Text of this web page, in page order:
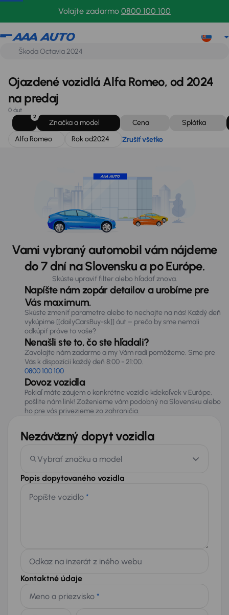
Volajte zadarmo 0800 100 100
Alfa Romeo
Ojazdené vozidlá Alfa Romeo, od 2024
na predaj
0 áut
2
Značka a model Cena
Splátka
Alfa Romeo
Rok od2024 Zrušiť všetko
Vami vybraný automobil vám nájdeme
do 7 dní na Slovensku a po Európe.
Skúste upraviť filter alebo hľadať znova.
Napíšte nám zopár detailov a urobíme pre
Vás maximum.
Skúste zmeniť parametre alebo to nechajte na nás! Každý deň
vykúpime [[dailyCarsBuy-sk]] áut – prečo by sme nemali
odkúpiť práve to vaše?
Nenašli ste to, čo ste hľadali?
Zavolajte nám zadarmo a my Vám radi pomôžeme. Sme pre
Vás k dispozícii každý deň 8:00 - 21:00.
0800 100 100
Dovoz vozidla
Pokiaľ máte záujem o konkrétne vozidlo kdekoľvek v Európe,
pošlite nám link! Zoženieme vám podobný na Slovensku alebo
ho pre vás privezieme zo zahraničia.
Nezáväzný dopyt vozidla
Vybrať značku a model
Popis dopytovaného vozidla
Popíšte vozidlo *
Odkaz na inzerát z iného webu
Kontaktné údaje
Meno a priezvisko *